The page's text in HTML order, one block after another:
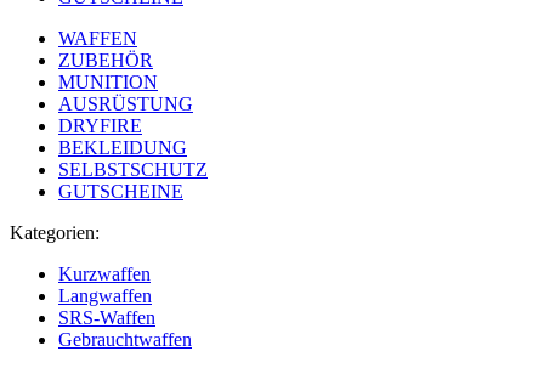
WAFFEN
ZUBEHÖR
MUNITION
AUSRÜSTUNG
DRYFIRE
BEKLEIDUNG
SELBSTSCHUTZ
GUTSCHEINE
Kategorien:
Kurzwaffen
Langwaffen
SRS-Waffen
Gebrauchtwaffen